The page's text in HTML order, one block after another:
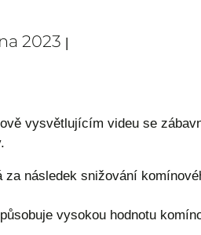
2023 |
vysvětlujícím videu se
za následek snižování
vysokou hodnotu